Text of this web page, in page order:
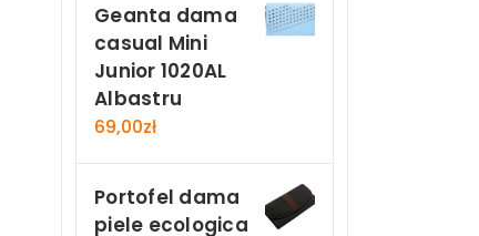
Geanta dama
casual Mini
Junior 1020AL
Albastru
69,00zł
Portofel dama
piele ecologica